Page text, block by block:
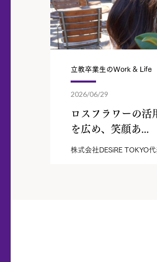
立教卒業生のWork & Life
2026/06/29
ロスフラワーの
を広め、笑顔あ...
株式会社DESiRE TOKYO